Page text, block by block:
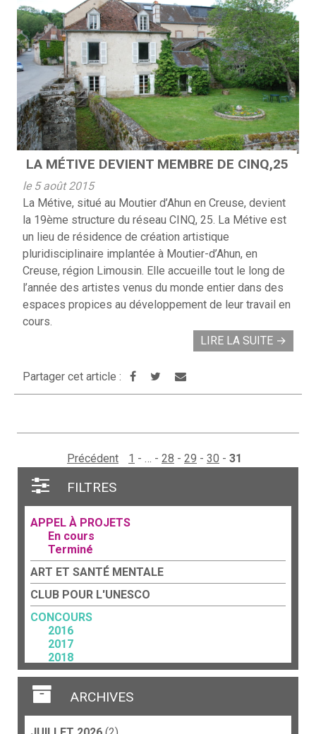
LA MÉTIVE DEVIENT MEMBRE DE CINQ,25
le 5 août 2015
La Métive, situé au Moutier d’Ahun en Creuse, devient
la 19ème structure du réseau CINQ, 25. La Métive est
un lieu de résidence de création artistique
pluridisciplinaire implantée à Moutier-d’Ahun, en
Creuse, région Limousin. Elle accueille tout le long de
l’année des artistes venus du monde entier dans des
espaces propices au développement de leur travail en
cours.
LIRE LA SUITE →
Partager cet article :
Précédent 1 28 29 30 31
FILTRES
APPEL À PROJETS
En cours
Terminé
ART ET SANTÉ MENTALE
CLUB POUR L'UNESCO
CONCOURS
2016
2017
2018
2023
FORCE TERRITORIALE
Acteurs culturels
Art et travail
ARCHIVES